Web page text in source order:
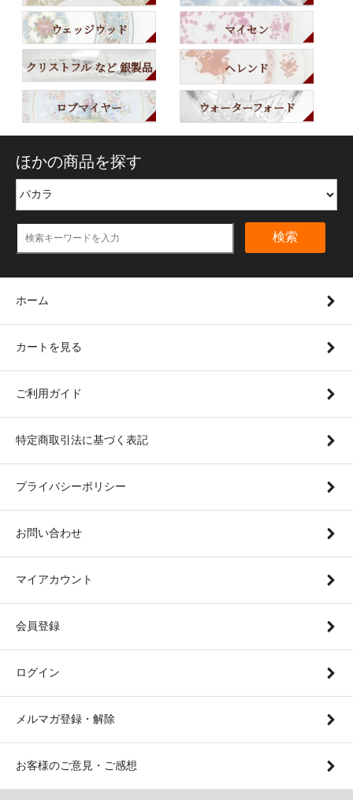
ウェッジウッド マイセン
クリストフル など 銀製品 ヘレンド
ロブマイヤー ウォーターフォード
ほかの商品を探す
検索
ホーム
カートを見る
ご利用ガイド
特定商取引法に基づく表記
プライバシーポリシー
お問い合わせ
マイアカウント
会員登録
ログイン
メルマガ登録・解除
お客様のご意見・ご感想